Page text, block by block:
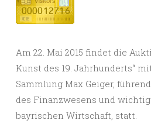
Am 22. Mai 2015 findet die
Kunst des 19. Jahrhunderts“
Sammlung Max Geiger,
des Finanzwesens und
bayrischen Wirtschaft, statt.